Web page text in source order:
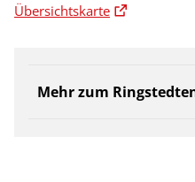
Übersichtskarte
Mehr zum